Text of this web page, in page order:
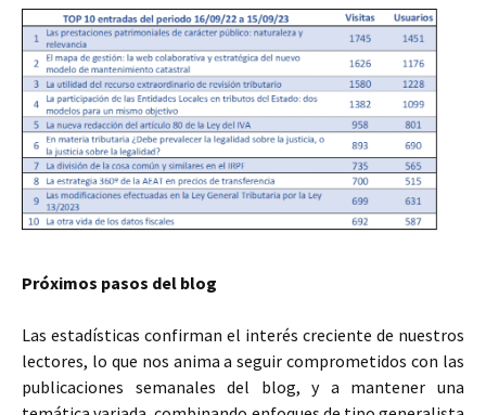
Próximos pasos del blog
Las estadísticas confirman el interés creciente de nuestros
lectores, lo que nos anima a seguir comprometidos con las
publicaciones semanales del blog, y a mantener una